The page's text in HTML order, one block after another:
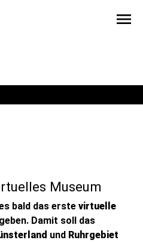
menu
Museum
bald das erste virtuelle
Damit soll das
und Ruhrgebiet